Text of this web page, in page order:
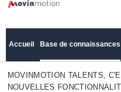
Accueil Base de connaissances
MOVINMOTION TALENTS,
NOUVELLES